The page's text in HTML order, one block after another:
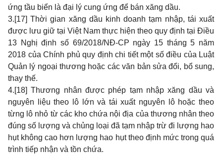
ứng tầu biển là đại lý cung ứng để bán xăng dầu.
3.[17] Thời gian xăng dầu kinh doanh tạm nhập, tái xuất
được lưu giữ tại Việt Nam thực hiện theo quy định tại Điều
13 Nghị định số 69/2018/NĐ-CP ngày 15 tháng 5 năm
2018 của Chính phủ quy định chi tiết một số điều của Luật
Quản lý ngoại thương hoặc các văn bản sửa đổi, bổ sung,
thay thế.
4.[18] Thương nhân được phép tạm nhập xăng dầu và
nguyên liệu theo lô lớn và tái xuất nguyên lô hoặc theo
từng lô nhỏ từ các kho chứa nội địa của thương nhân theo
đúng số lượng và chủng loại đã tạm nhập trừ đi lượng hao
hụt không cao hơn lượng hao hụt theo định mức trong quá
trình tiếp nhận và tồn chứa.